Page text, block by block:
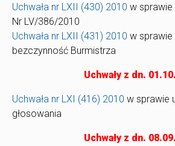
Uchwała nr LXII (430) 2010 w sprawie
Nr LV/386/2010
Uchwała nr LXII (431) 2010 w sprawie
bezczynność Burmistrza
Uchwały z dn.
Uchwała nr LXI (416) 2010 w sprawie
głosowania
Uchwały z dn.